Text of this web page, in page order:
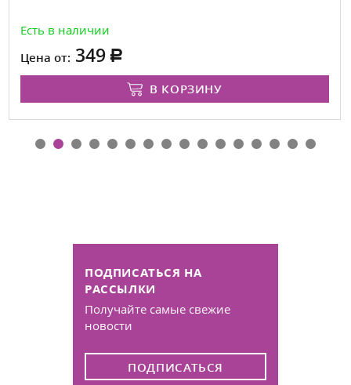
Есть в наличии
Цена от: 349
В КОРЗИНУ
ПОДПИСАТЬСЯ НА
РАССЫЛКИ
Получайте самые свежие
новости
ПОДПИСАТЬСЯ